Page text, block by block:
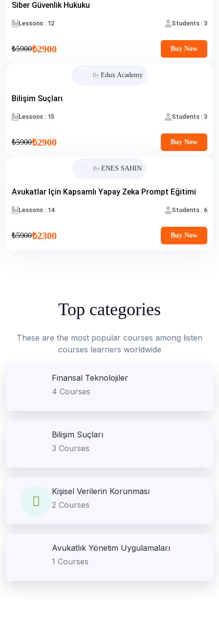
Siber Güvenlik Hukuku
Lessons : 12 Students : 3
₺5900₺2900 Buy Now
By Edux Academy
Bilişim Suçları
Lessons : 15 Students : 3
₺5900₺2900 Buy Now
By ENES SAHIN
Avukatlar Için Kapsamlı Yapay Zeka Prompt Eğitimi
Lessons : 14 Students : 6
₺5900₺2300 Buy Now
Top categories
These are the most popular courses among listen
courses learners worldwide
Finansal Teknolojiler
4 Courses
Bilişim Suçları
3 Courses
Kişisel Verilerin Korunması
2 Courses
Avukatlık Yönetim Uygulamaları
1 Courses